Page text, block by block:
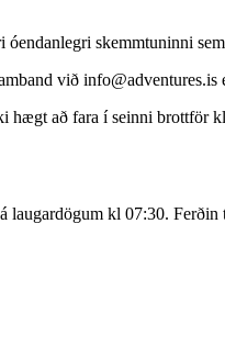
skemmtuninni
við
að fara í seinni brottför
kl 07:30. Ferðin